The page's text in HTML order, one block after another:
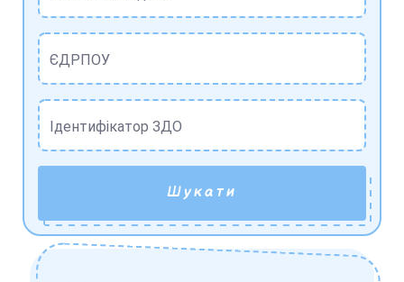
ЄДРПОУ
Ідентифікатор ЗДО
Шукати